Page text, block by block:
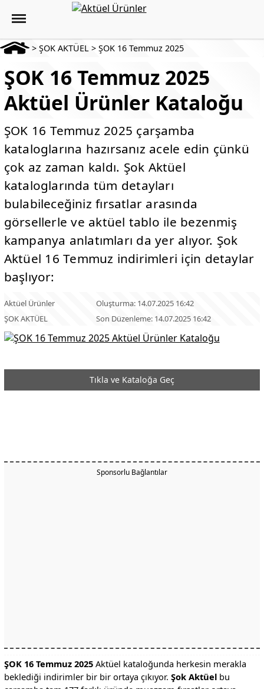
> ŞOK AKTÜEL > ŞOK 16 Temmuz 2025
ŞOK 16 Temmuz 2025
Aktüel Ürünler Kataloğu
ŞOK 16 Temmuz 2025 çarşamba
kataloglarına hazırsanız acele edin çünkü
çok az zaman kaldı. Şok Aktüel
kataloglarında tüm detayları
bulabileceğiniz fırsatlar arasında
görsellerle ve aktüel tablo ile bezenmiş
kampanya anlatımları da yer alıyor. Şok
Aktüel 16 Temmuz indirimleri için detaylar
başlıyor:
Aktüel Ürünler
ŞOK AKTÜEL
Oluşturma: 14.07.2025 16:42
Son Düzenleme: 14.07.2025 16:42
Tıkla ve Kataloğa Geç
Sponsorlu Bağlantılar
ŞOK 16 Temmuz 2025Aktüel kataloğunda herkesin merakla
beklediği indirimler bir bir ortaya çıkıyor. Şok Aktüelbu